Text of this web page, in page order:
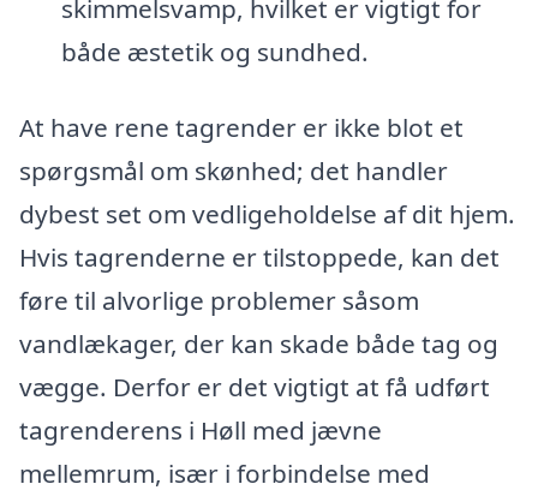
skimmelsvamp, hvilket er vigtigt for
både æstetik og sundhed.
At have rene tagrender er ikke blot et
spørgsmål om skønhed; det handler
dybest set om vedligeholdelse af dit hjem.
Hvis tagrenderne er tilstoppede, kan det
føre til alvorlige problemer såsom
vandlækager, der kan skade både tag og
vægge. Derfor er det vigtigt at få udført
tagrenderens i Høll med jævne
mellemrum, især i forbindelse med